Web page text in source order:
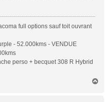
full options sauf toit ouvrant
- 52.000kms - VENDUE
perso + becquet 308 R Hybrid